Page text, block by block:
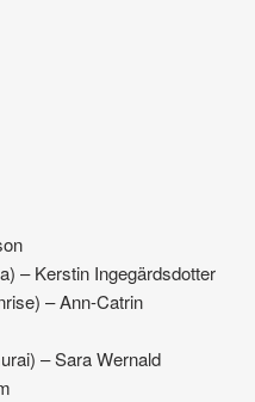
– Kerstin Ingegärdsdotter
– Ann-Catrin
– Sara Wernald